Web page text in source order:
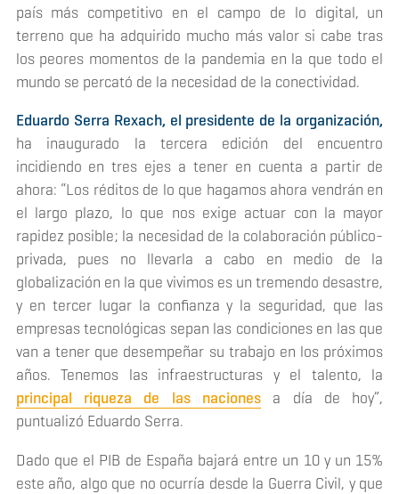
país más competitivo en el campo de lo digital, un
terreno que ha adquirido mucho más valor si cabe tras
los peores momentos de la pandemia en la que todo el
mundo se percató de la necesidad de la conectividad.
Eduardo Serra Rexach, el presidente de la organización,
ha inaugurado la tercera edición del encuentro
incidiendo en tres ejes a tener en cuenta a partir de
ahora: “Los réditos de lo que hagamos ahora vendrán en
el largo plazo, lo que nos exige actuar con la mayor
rapidez posible; la necesidad de la colaboración público-
privada, pues no llevarla a cabo en medio de la
globalización en la que vivimos es un tremendo desastre,
y en tercer lugar la confianza y la seguridad, que las
empresas tecnológicas sepan las condiciones en las que
van a tener que desempeñar su trabajo en los próximos
años. Tenemos las infraestructuras y el talento, la
principal riqueza de las naciones a día de hoy”,
puntualizó Eduardo Serra.
Dado que el PIB de España bajará entre un 10 y un 15%
este año, algo que no ocurría desde la Guerra Civil, y que